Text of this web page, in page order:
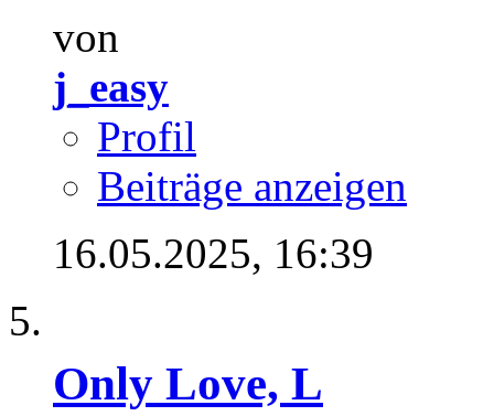
von
j_easy
Profil
Beiträge anzeigen
16.05.2025, 16:39
Only Love, L